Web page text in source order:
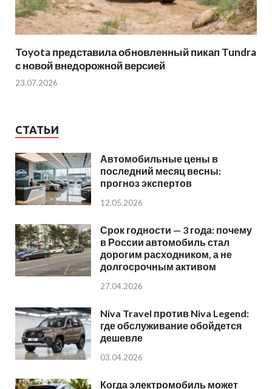
Toyota представила обновленный пикап Tundra
с новой внедорожной версией
23.07.2026
СТАТЬИ
Автомобильные цены в
последний месяц весны:
прогноз экспертов
12.05.2026
Срок годности — 3 года: почему
в России автомобиль стал
дорогим расходником, а не
долгосрочным активом
27.04.2026
Niva Travel против Niva Legend:
где обслуживание обойдется
дешевле
03.04.2026
Когда электромобиль может